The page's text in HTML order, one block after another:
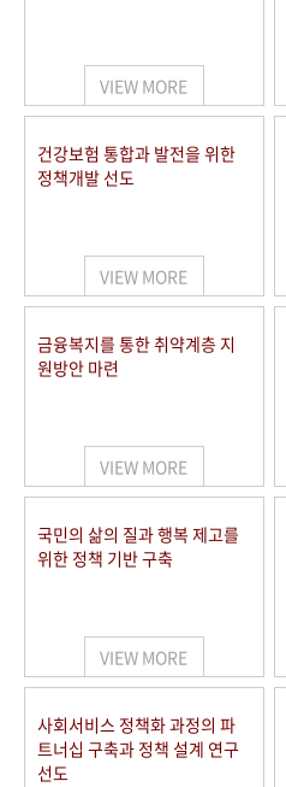
VIEW MORE
건강보험 통합과 발전을 위한
정책개발 선도
VIEW MORE
금융복지를 통한 취약계층 지
원방안 마련
VIEW MORE
국민의 삶의 질과 행복 제고를
위한 정책 기반 구축
VIEW MORE
사회서비스 정책화 과정의 파
트너십 구축과 정책 설계 연구
선도